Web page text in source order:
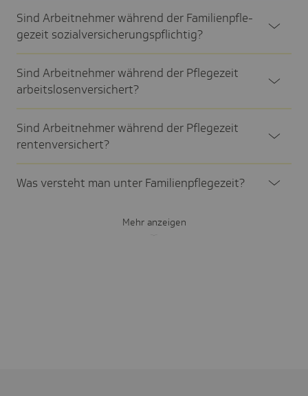
Sind Arbeit­nehmer während der Fami­li­en­pfle­
ge­zeit sozi­al­ver­si­che­rungs­pflich­tig?
Sind Arbeit­nehmer während der Pfle­ge­zeit
arbeits­lo­sen­ver­si­chert?
Sind Arbeit­nehmer während der Pfle­ge­zeit
renten­ver­si­chert?
Was versteht man unter Fami­li­en­pfle­ge­zeit?
Mehr anzeigen